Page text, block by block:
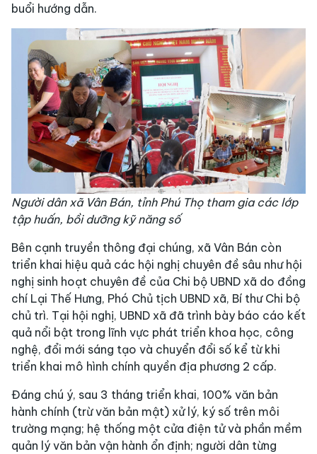
buổi hướng dẫn.
Người dân xã Vân Bán, tỉnh Phú Thọ tham gia các lớp
tập huấn, bồi dưỡng kỹ năng số
Bên cạnh truyền thông đại chúng, xã Vân Bán còn
triển khai hiệu quả các hội nghị chuyên đề sâu như hội
nghị sinh hoạt chuyên đề của Chi bộ UBND xã do đồng
chí Lại Thế Hưng, Phó Chủ tịch UBND xã, Bí thư Chi bộ
chủ trì. Tại hội nghị, UBND xã đã trình bày báo cáo kết
quả nổi bật trong lĩnh vực phát triển khoa học, công
nghệ, đổi mới sáng tạo và chuyển đổi số kể từ khi
triển khai mô hình chính quyền địa phương 2 cấp.
Đáng chú ý, sau 3 tháng triển khai, 100% văn bản
hành chính (trừ văn bản mật) xử lý, ký số trên môi
trường mạng; hệ thống một cửa điện tử và phần mềm
quản lý văn bản vận hành ổn định; người dân từng